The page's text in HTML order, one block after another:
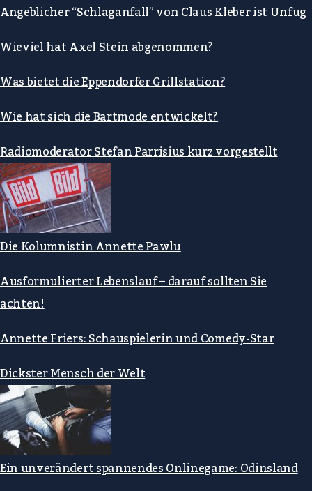
Angeblicher “Schlaganfall” von Claus Kleber ist Unfug
Wieviel hat Axel Stein abgenommen?
Was bietet die Eppendorfer Grillstation?
Wie hat sich die Bartmode entwickelt?
Radiomoderator Stefan Parrisius kurz vorgestellt
Die Kolumnistin Annette Pawlu
Ausformulierter Lebenslauf – darauf sollten Sie
achten!
Annette Friers: Schauspielerin und Comedy-Star
Dickster Mensch der Welt
Ein unverändert spannendes Onlinegame: Odinsland